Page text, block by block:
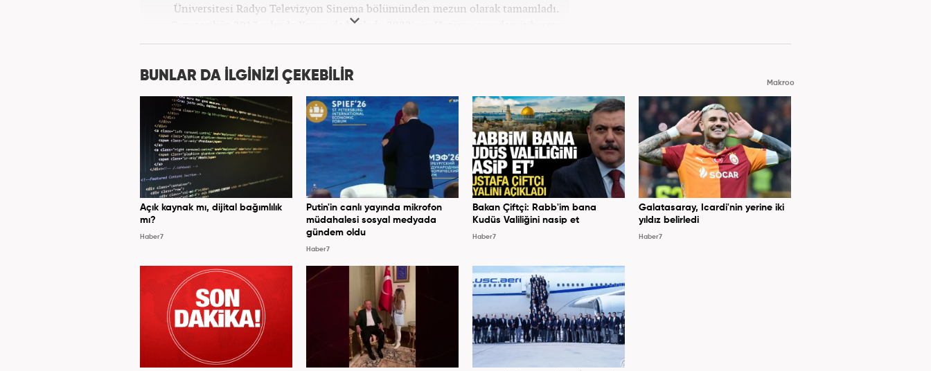
Üniversitesi Radyo Televizyon Sinema bölümünden mezun olarak tamamladı.
Gazeteciliğe 2017 yılında Konya'da başladı. 2022'nin Haziran ayından itibaren
Haber7.com'da mesleki hayatına devam etmektedir.
BUNLAR DA İLGİNİZİ ÇEKEBİLİR Makroo
Açık kaynak mı, dijital bağımlılık
mı?
Haber7
Putin'in canlı yayında mikrofon
müdahalesi sosyal medyada
gündem oldu
Haber7
Bakan Çiftçi: Rabb'im bana
Kudüs Valiliğini nasip et
Haber7
Galatasaray, Icardi'nin yerine iki
yıldız belirledi
Haber7